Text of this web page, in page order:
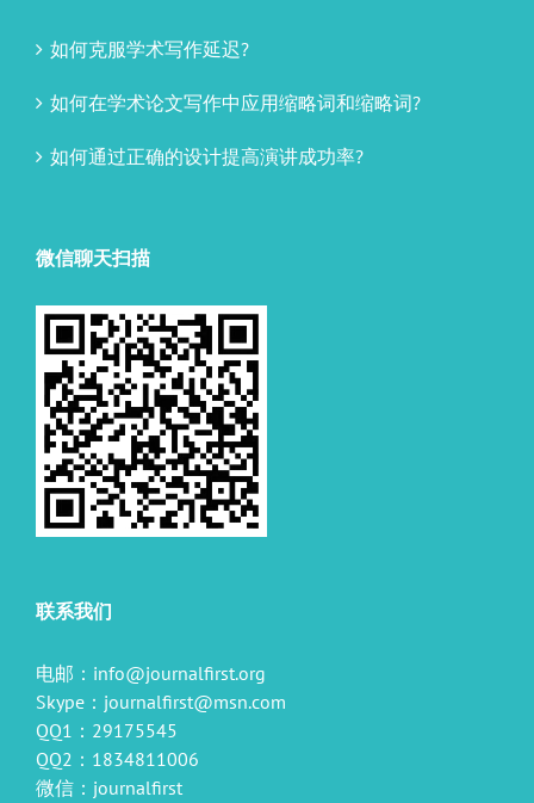
如何克服学术写作延迟?
如何在学术论文写作中应用缩略词和缩略词?
如何通过正确的设计提高演讲成功率?
微信聊天扫描
联系我们
电邮： info@journalfirst.org
Skype： journalfirst@msn.com
QQ1：29175545
QQ2：1834811006
微信：journalfirst